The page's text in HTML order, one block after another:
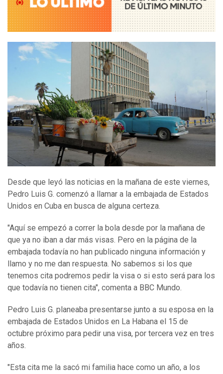
Desde que leyó las noticias en la mañana de este viernes,
Pedro Luis G. comenzó a llamar a la embajada de Estados
Unidos en Cuba en busca de alguna certeza.
"Aquí se empezó a correr la bola desde por la mañana de
que ya no iban a dar más visas. Pero en la página de la
embajada todavía no han publicado ninguna información y
llamo y no me dan respuesta. No sabemos si los que
tenemos cita podremos pedir la visa o si esto será para los
que todavía no tienen cita", comenta a BBC Mundo.
Pedro Luis G. planeaba presentarse junto a su esposa en la
embajada de Estados Unidos en La Habana el 15 de
octubre próximo para pedir una visa, por tercera vez en tres
años.
"Esta cita me la sacó mi familia hace como un año, a los